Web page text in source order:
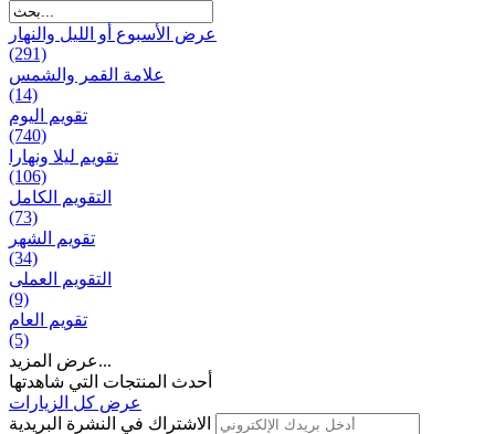
عرض الأسبوع أو الليل والنهار
(291)
علامة القمر والشمس
(14)
تقویم الیوم
(740)
تقويم ليلا ونهارا
(106)
التقويم الكامل
(73)
تقويم الشهر
(34)
التقويم العملی
(9)
تقويم العام
(5)
عرض المزيد...
أحدث المنتجات التي شاهدتها
عرض كل الزيارات
الاشتراك في النشرة البريدية